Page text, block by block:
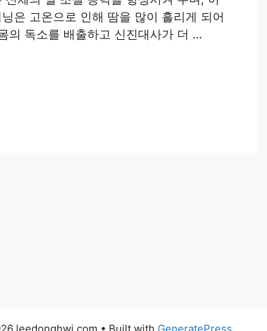
은 고온으로 인해 땀을 많이 흘리게 되어
의 독소를 배출하고 신진대사가 더 …